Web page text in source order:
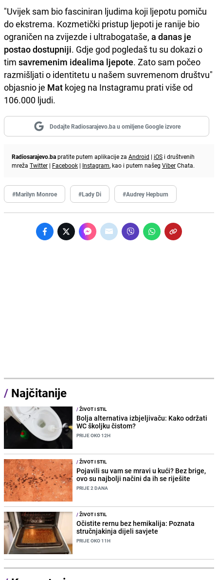
"Uvijek sam bio fasciniran ljudima koji ljepotu pomiču
do ekstrema. Kozmetički pristup ljepoti je ranije bio
ograničen na zvijezde i ultrabogataše, a danas je
postao dostupniji. Gdje god pogledaš tu su dokazi o
tim savremenim idealima ljepote. Zato sam počeo
razmišljati o identitetu u našem suvremenom društvu"
objasnio je Mat kojeg na Instagramu prati više od
106.000 ljudi.
Dodajte Radiosarajevo.ba u omiljene Google izvore
Radiosarajevo.bapratite putem aplikacije za Android | iOS i društvenih
mreža Twitter | Facebook | Instagram, kao i putem našeg ViberChata.
#Marilyn Monroe #Lady Di #Audrey Hepburn
/ Najčitanije
/ŽIVOT I STIL
Bolja alternativa izbjeljivaču: Kako održati
WC školjku čistom?
PRIJE OKO 12H
/ŽIVOT I STIL
Pojavili su vam se mravi u kući? Bez brige,
ovo su najbolji načini da ih se riješite
PRIJE 2 DANA
/ŽIVOT I STIL
Očistite rernu bez hemikalija: Poznata
stručnjakinja dijeli savjete
PRIJE OKO 11H